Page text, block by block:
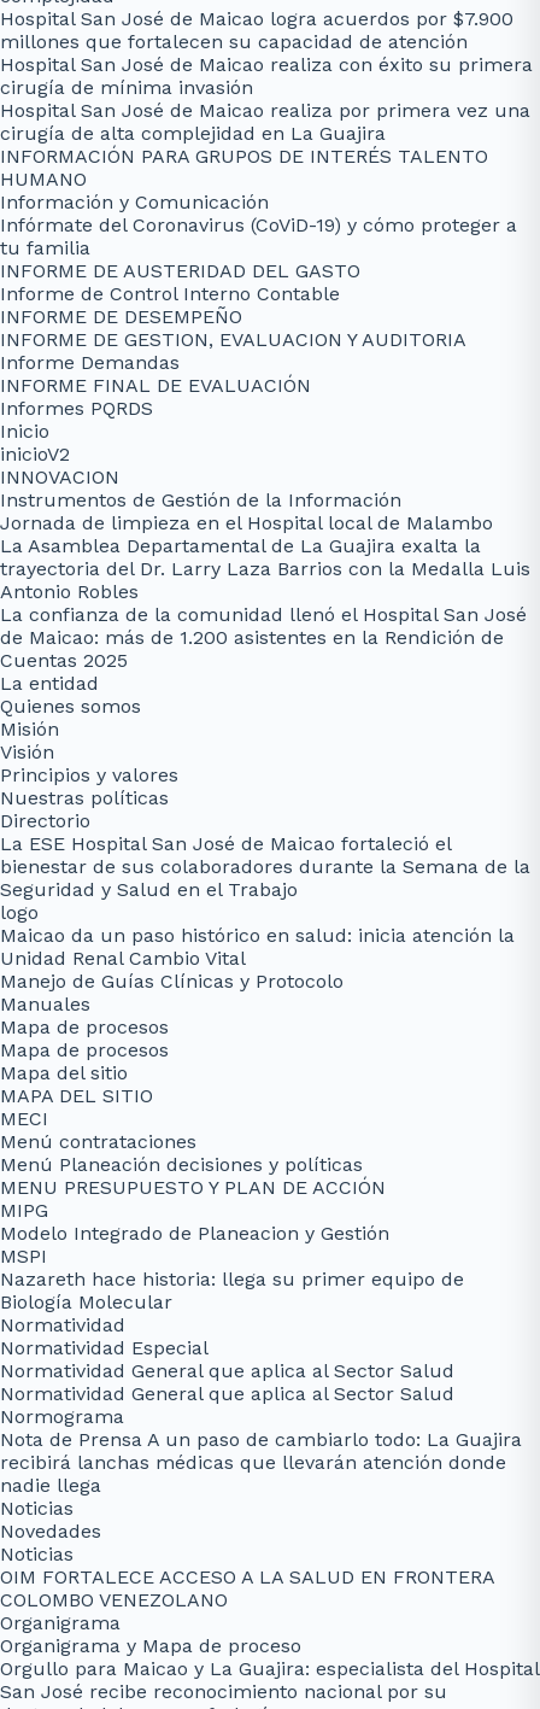
Hospital San José de Maicao logra acuerdos por $7.900
millones que fortalecen su capacidad de atención
Hospital San José de Maicao realiza con éxito su primera
cirugía de mínima invasión
Hospital San José de Maicao realiza por primera vez una
cirugía de alta complejidad en La Guajira
INFORMACIÓN PARA GRUPOS DE INTERÉS TALENTO
HUMANO
Información y Comunicación
Infórmate del Coronavirus (CoViD-19) y cómo proteger a
tu familia
INFORME DE AUSTERIDAD DEL GASTO
Informe de Control Interno Contable
INFORME DE DESEMPEÑO
INFORME DE GESTION, EVALUACION Y AUDITORIA
Informe Demandas
INFORME FINAL DE EVALUACIÓN
Informes PQRDS
Inicio
inicioV2
INNOVACION
Instrumentos de Gestión de la Información
Jornada de limpieza en el Hospital local de Malambo
La Asamblea Departamental de La Guajira exalta la
trayectoria del Dr. Larry Laza Barrios con la Medalla Luis
Antonio Robles
La confianza de la comunidad llenó el Hospital San José
de Maicao: más de 1.200 asistentes en la Rendición de
Cuentas 2025
La entidad
Quienes somos
Misión
Visión
Principios y valores
Nuestras políticas
Directorio
La ESE Hospital San José de Maicao fortaleció el
bienestar de sus colaboradores durante la Semana de la
Seguridad y Salud en el Trabajo
logo
Maicao da un paso histórico en salud: inicia atención la
Unidad Renal Cambio Vital
Manejo de Guías Clínicas y Protocolo
Manuales
Mapa de procesos
Mapa de procesos
Mapa del sitio
MAPA DEL SITIO
MECI
Menú contrataciones
Menú Planeación decisiones y políticas
MENU PRESUPUESTO Y PLAN DE ACCIÓN
MIPG
Modelo Integrado de Planeacion y Gestión
MSPI
Nazareth hace historia: llega su primer equipo de
Biología Molecular
Normatividad
Normatividad Especial
Normatividad General que aplica al Sector Salud
Normatividad General que aplica al Sector Salud
Normograma
Nota de Prensa A un paso de cambiarlo todo: La Guajira
recibirá lanchas médicas que llevarán atención donde
nadie llega
Noticias
Novedades
Noticias
OIM FORTALECE ACCESO A LA SALUD EN FRONTERA
COLOMBO VENEZOLANO
Organigrama
Organigrama y Mapa de proceso
Orgullo para Maicao y La Guajira: especialista del Hospital
San José recibe reconocimiento nacional por su